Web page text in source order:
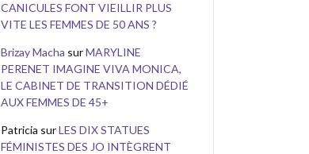
CANICULES FONT VIEILLIR PLUS
VITE LES FEMMES DE 50 ANS ?
Brizay Macha surMARYLINE
PERENET IMAGINE VIVA MONICA,
LE CABINET DE TRANSITION DÉDIÉ
AUX FEMMES DE 45+
Patricia surLES DIX STATUES
FÉMINISTES DES JO INTÈGRENT